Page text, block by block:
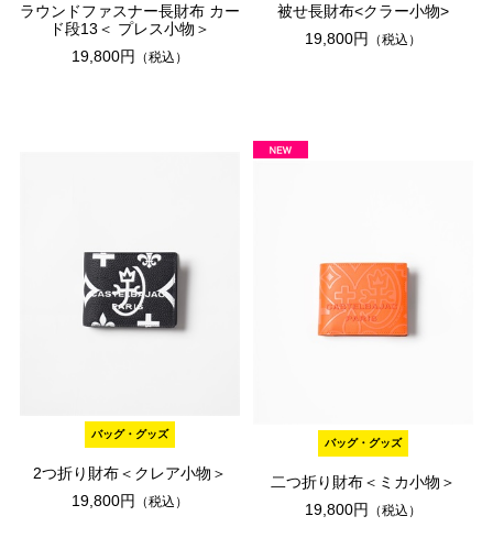
ラウンドファスナー長財布 カー
ド段13＜ プレス小物＞
19,800円
（税込）
被せ長財布<クラー小物>
19,800円
（税込）
バッグ・グッズ
2つ折り財布＜クレア小物＞
19,800円
（税込）
バッグ・グッズ
二つ折り財布＜ミカ小物＞
19,800円
（税込）